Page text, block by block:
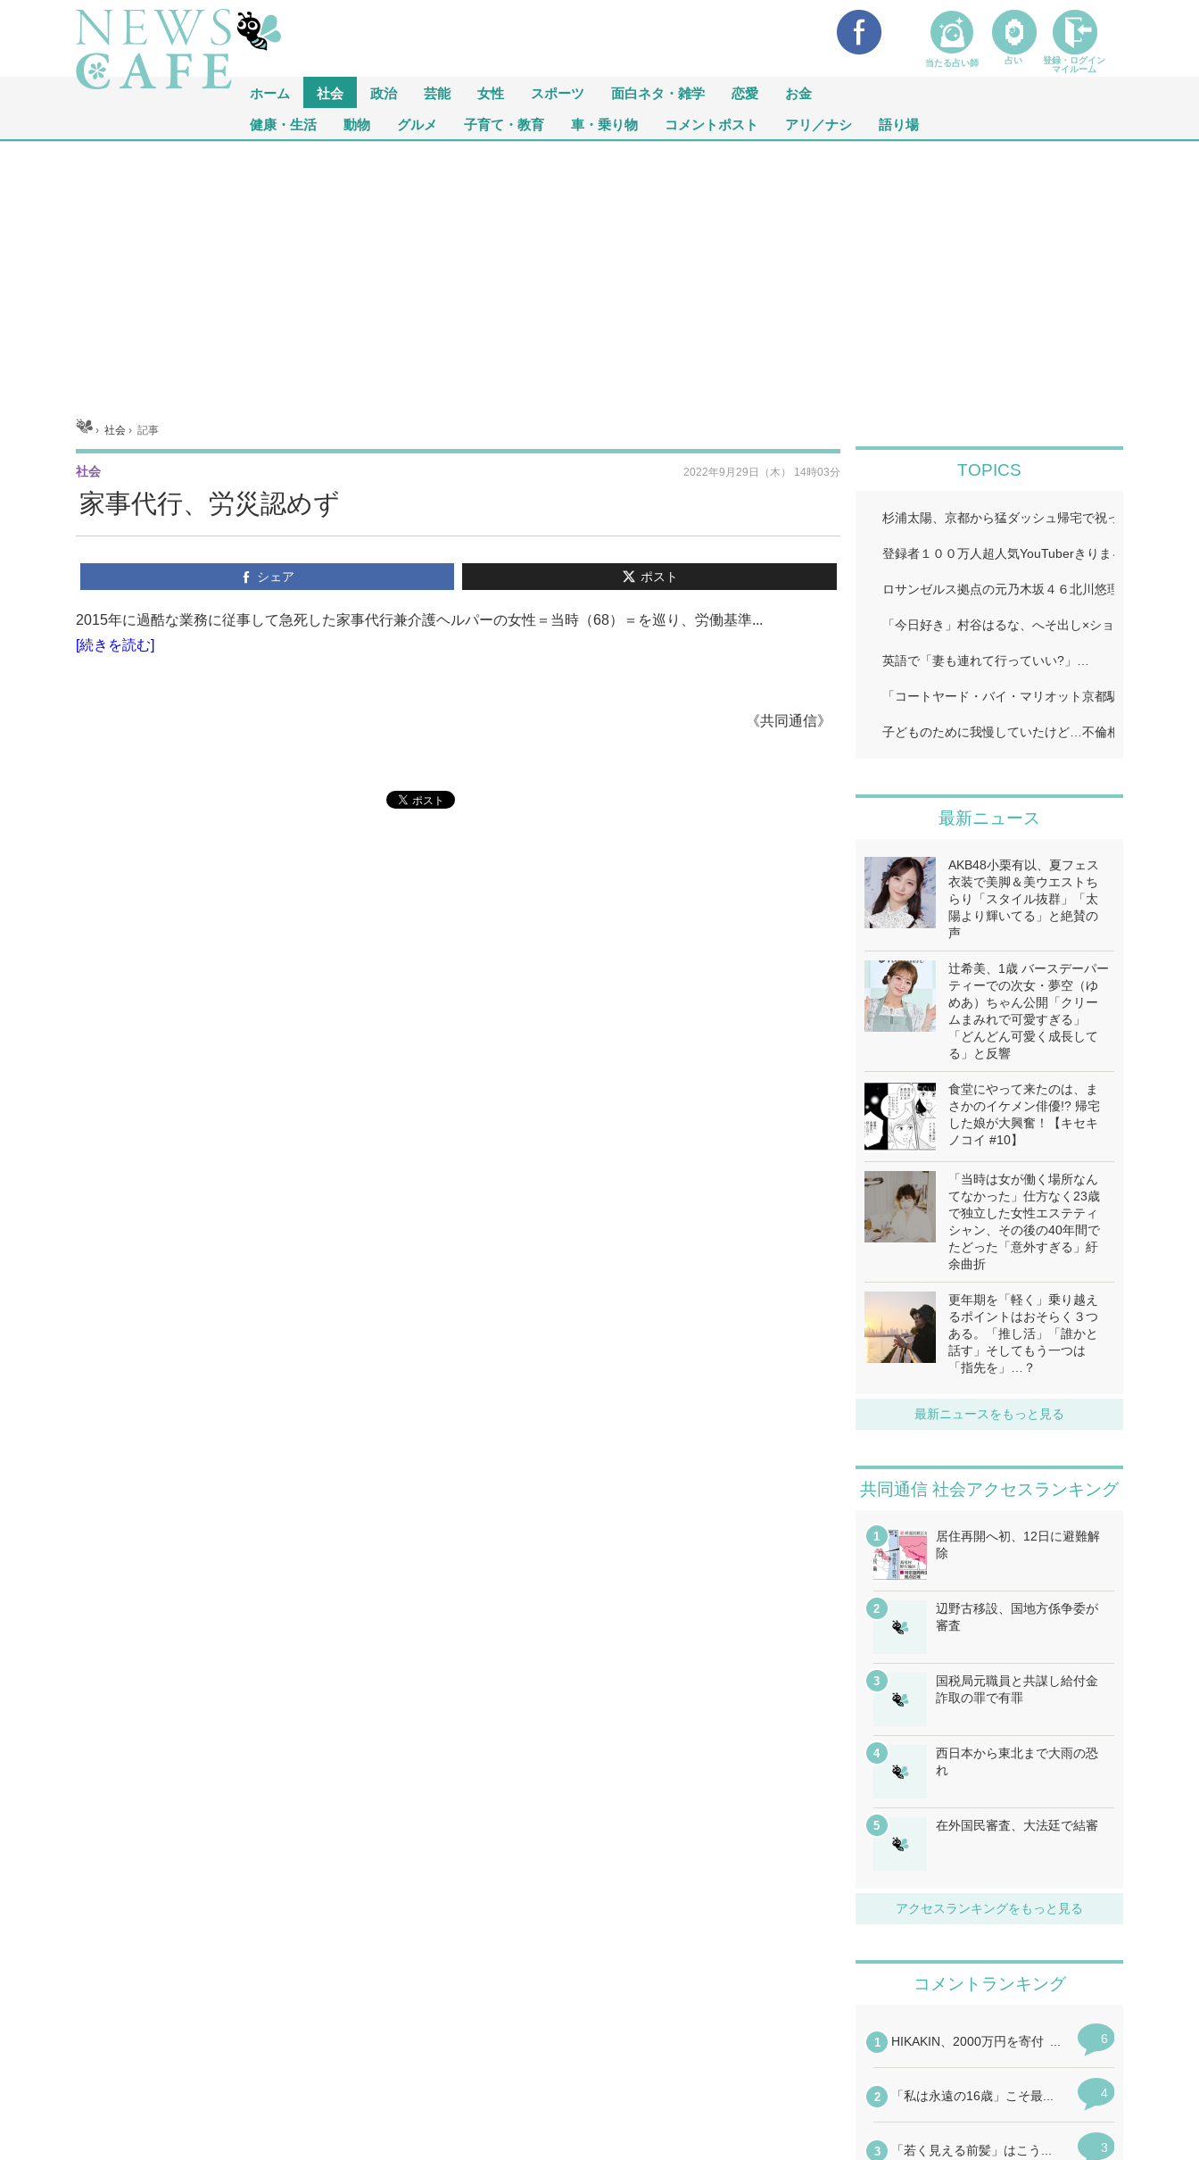
ホーム 社会 政治 芸能 女性 スポーツ 面白ネタ・雑学 恋愛 お金
健康・生活 動物 グルメ 子育て・教育 車・乗り物 コメントポスト アリ／ナシ 語り場
ホーム ›社会 ›記事
家事代行、労災認めず
社会 2022年9月29日（木） 14時03分
シェア ポスト
2015年に過酷な業務に従事して急死した家事代行兼介護ヘルパーの女性＝当時（68）＝を巡り、労働基準...
[続きを読む]
《共同通信》
TOPICS
杉浦太陽、京都から猛ダッシュ帰宅で祝った夢空ちゃ
登録者１００万人超人気YouTuberきりまる、婚約者と
ロサンゼルス拠点の元乃木坂４６北川悠理、美肌輝く
「今日好き」村谷はるな、へそ出し×ショートパンツ
英語で「妻も連れて行っていい?」…
「コートヤード・バイ・マリオット京都駅」…
子どものために我慢していたけど…不倫相手に「離婚
最新ニュース
AKB48小栗有以、夏フェス
衣装で美脚＆美ウエストち
らり「スタイル抜群」「太
陽より輝いてる」と絶賛の
声
辻希美、1歳 バースデーパー
ティーでの次女・夢空（ゆ
めあ）ちゃん公開「クリー
ムまみれで可愛すぎる」
「どんどん可愛く成長して
る」と反響
食堂にやって来たのは、ま
さかのイケメン俳優!? 帰宅
した娘が大興奮！【キセキ
ノコイ #10】
「当時は女が働く場所なん
てなかった」仕方なく23歳
で独立した女性エステティ
シャン、その後の40年間で
たどった「意外すぎる」紆
余曲折
更年期を「軽く」乗り越え
るポイントはおそらく３つ
ある。「推し活」「誰かと
話す」そしてもう一つは
「指先を」…？
最新ニュースをもっと見る
共同通信 社会アクセスランキング
居住再開へ初、12日に避難解
除
辺野古移設、国地方係争委が
審査
国税局元職員と共謀し給付金
詐取の罪で有罪
西日本から東北まで大雨の恐
れ
在外国民審査、大法廷で結審
アクセスランキングをもっと見る
当たる占い師 占い
登録・ログイン
マイルーム